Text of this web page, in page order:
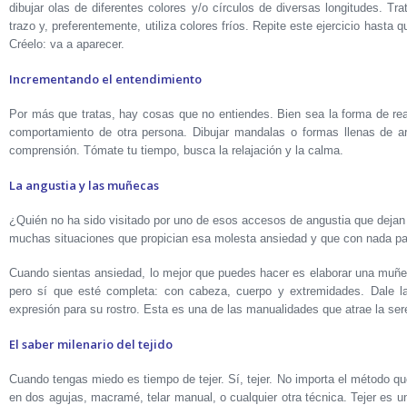
dibujar olas de diferentes colores y/o círculos de diversas longitudes.
trazo y, preferentemente, utiliza colores fríos. Repite este ejercicio hasta
Créelo: va a aparecer.
Incrementando el entendimiento
Por más que tratas, hay cosas que no entiendes. Bien sea la forma de
comportamiento de otra persona. Dibujar mandalas o formas llenas de
comprensión. Tómate tu tiempo, busca la relajación y la calma.
La angustia y las muñecas
¿Quién no ha sido visitado por uno de esos accesos de angustia que
muchas situaciones que propician esa molesta ansiedad y que con nada
Cuando sientas ansiedad, lo mejor que puedes hacer es elaborar una
pero sí que esté completa: con cabeza, cuerpo y extremidades. Dale
expresión para su rostro. Esta es una de las manualidades que atrae la
El saber milenario del tejido
Cuando tengas miedo es tiempo de tejer. Sí, tejer. No importa el método
en dos agujas, macramé, telar manual, o cualquier otra técnica. Tejer es